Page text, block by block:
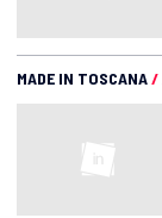
MADE IN TOSCANA/